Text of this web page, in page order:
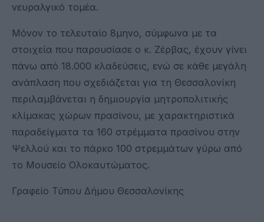
νευραλγικό τομέα.
Μόνον το τελευταίο 8μηνο, σύμφωνα με τα
στοιχεία που παρουσίασε ο κ. Ζέρβας, έχουν γίνει
πάνω από 18.000 κλαδεύσεις, ενώ σε κάθε μεγάλη
ανάπλαση που σχεδιάζεται για τη Θεσσαλονίκη
περιλαμβάνεται η δημιουργία μητροπολιτικής
κλίμακας χώρων πρασίνου, με χαρακτηριστικά
παραδείγματα τα 160 στρέμματα πρασίνου στην
Ψελλού και το πάρκο 100 στρεμμάτων γύρω από
το Μουσείο Ολοκαυτώματος.
Γραφείο Τύπου Δήμου Θεσσαλονίκης